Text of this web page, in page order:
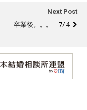
Next Post
卒業後。。。 7/４